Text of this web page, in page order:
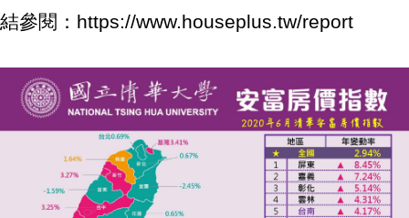
結參閱： https://www.houseplus.tw/report